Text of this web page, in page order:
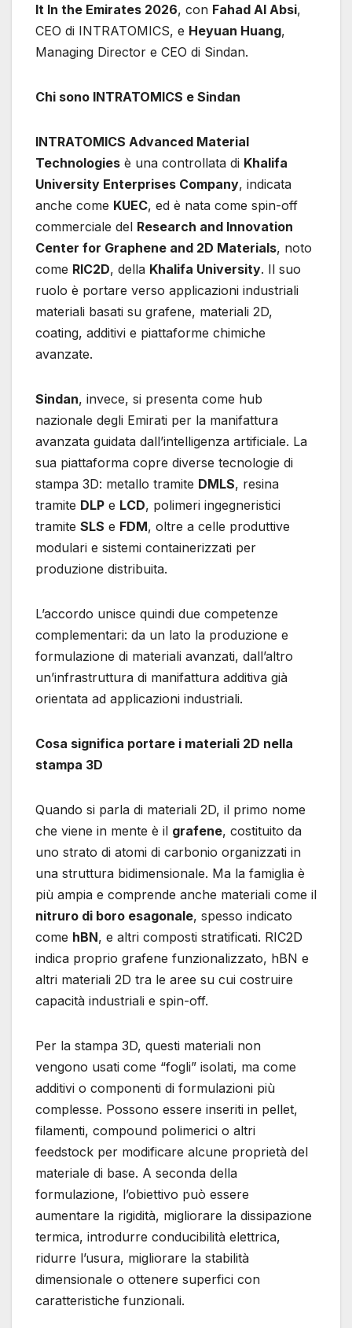
It In the Emirates 2026, con Fahad Al Absi,
CEO di INTRATOMICS, e Heyuan Huang,
Managing Director e CEO di Sindan.
Chi sono INTRATOMICS e Sindan
INTRATOMICS Advanced Material
Technologies è una controllata di Khalifa
University Enterprises Company, indicata
anche come KUEC, ed è nata come spin-off
commerciale del Research and Innovation
Center for Graphene and 2D Materials, noto
come RIC2D, della Khalifa University. Il suo
ruolo è portare verso applicazioni industriali
materiali basati su grafene, materiali 2D,
coating, additivi e piattaforme chimiche
avanzate.
Sindan, invece, si presenta come hub
nazionale degli Emirati per la manifattura
avanzata guidata dall’intelligenza artificiale. La
sua piattaforma copre diverse tecnologie di
stampa 3D: metallo tramite DMLS, resina
tramite DLP e LCD, polimeri ingegneristici
tramite SLS e FDM, oltre a celle produttive
modulari e sistemi containerizzati per
produzione distribuita.
L’accordo unisce quindi due competenze
complementari: da un lato la produzione e
formulazione di materiali avanzati, dall’altro
un’infrastruttura di manifattura additiva già
orientata ad applicazioni industriali.
Cosa significa portare i materiali 2D nella
stampa 3D
Quando si parla di materiali 2D, il primo nome
che viene in mente è il grafene, costituito da
uno strato di atomi di carbonio organizzati in
una struttura bidimensionale. Ma la famiglia è
più ampia e comprende anche materiali come il
nitruro di boro esagonale, spesso indicato
come hBN, e altri composti stratificati. RIC2D
indica proprio grafene funzionalizzato, hBN e
altri materiali 2D tra le aree su cui costruire
capacità industriali e spin-off.
Per la stampa 3D, questi materiali non
vengono usati come “fogli” isolati, ma come
additivi o componenti di formulazioni più
complesse. Possono essere inseriti in pellet,
filamenti, compound polimerici o altri
feedstock per modificare alcune proprietà del
materiale di base. A seconda della
formulazione, l’obiettivo può essere
aumentare la rigidità, migliorare la dissipazione
termica, introdurre conducibilità elettrica,
ridurre l’usura, migliorare la stabilità
dimensionale o ottenere superfici con
caratteristiche funzionali.